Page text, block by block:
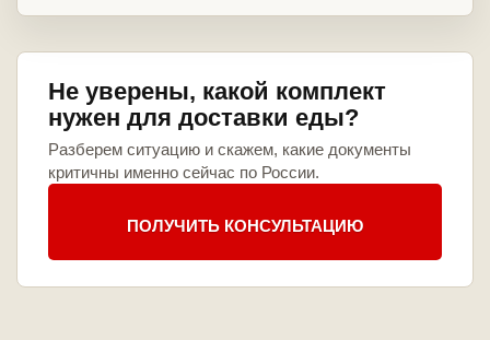
Не уверены, какой комплект
нужен для доставки еды?
Разберем ситуацию и скажем, какие документы
критичны именно сейчас по России.
ПОЛУЧИТЬ КОНСУЛЬТАЦИЮ